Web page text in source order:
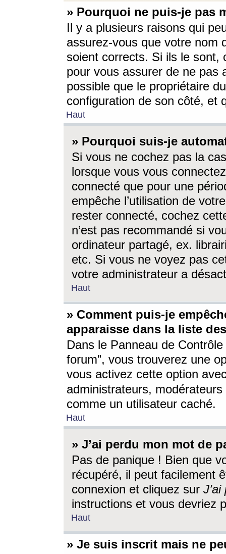
» Pourquoi ne puis-je pas
Il y a plusieurs raisons qui
assurez-vous que votre nom
soient corrects. Si ils le sont,
pour vous assurer de ne pas
possible que le propriétaire
configuration de son côté, et
Haut
» Pourquoi suis-je
Si vous ne cochez pas la
lorsque vous vous
connecté que pour une
empêche l’utilisation de
rester connecté, cochez
n’est pas recommandé si
ordinateur partagé, ex.
etc. Si vous ne voyez pas
votre administrateur a
Haut
» Comment puis-je
apparaisse dans la liste
Dans le Panneau de
forum”, vous trouverez une
vous activez cette option
administrateurs,
comme un utilisateur caché.
Haut
» J’ai perdu mon mot de
Pas de panique ! Bien que
récupéré, il peut facilement
connexion et cliquez sur
instructions et vous devriez
Haut
» Je suis inscrit mais ne